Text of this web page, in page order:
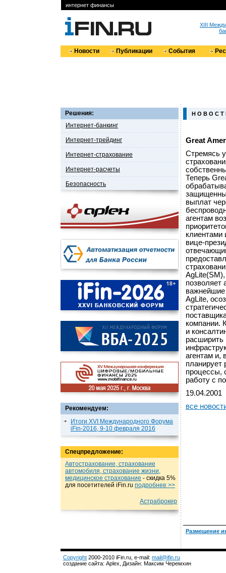
интернет финансы
XIII
Новости Публикации События
Решения:
Интернет-банкинг
Интернет-трейдинг
Интернет-страхование
Интернет-расчеты
Безопасность
Рекомендуем:
Итоги XVI Международного Форума
iFin-2016, 9-10 февраля 2016
Спецпредложение:
Автострахование, страхование
автомобиля, страхование жизни,
медицинское страхование - cкидка 5%
для посетителей iFin.ru подробнеe >>
Астраброкер
Н О В О С Т
Great
Стремясь
Теперь
выплат
агентам
клиентами
вице-
позволяет
важнейшие
AgLite,
компании.
и
расширить
агентам и,
планирует
процессы,
работу с
19.04.2001
все
Размещение
Copyright 2000-2010 iFin.ru, e-mail: mail@ifin.ru
создание сайта: Aplex, Дизайн: Максим Черемхин